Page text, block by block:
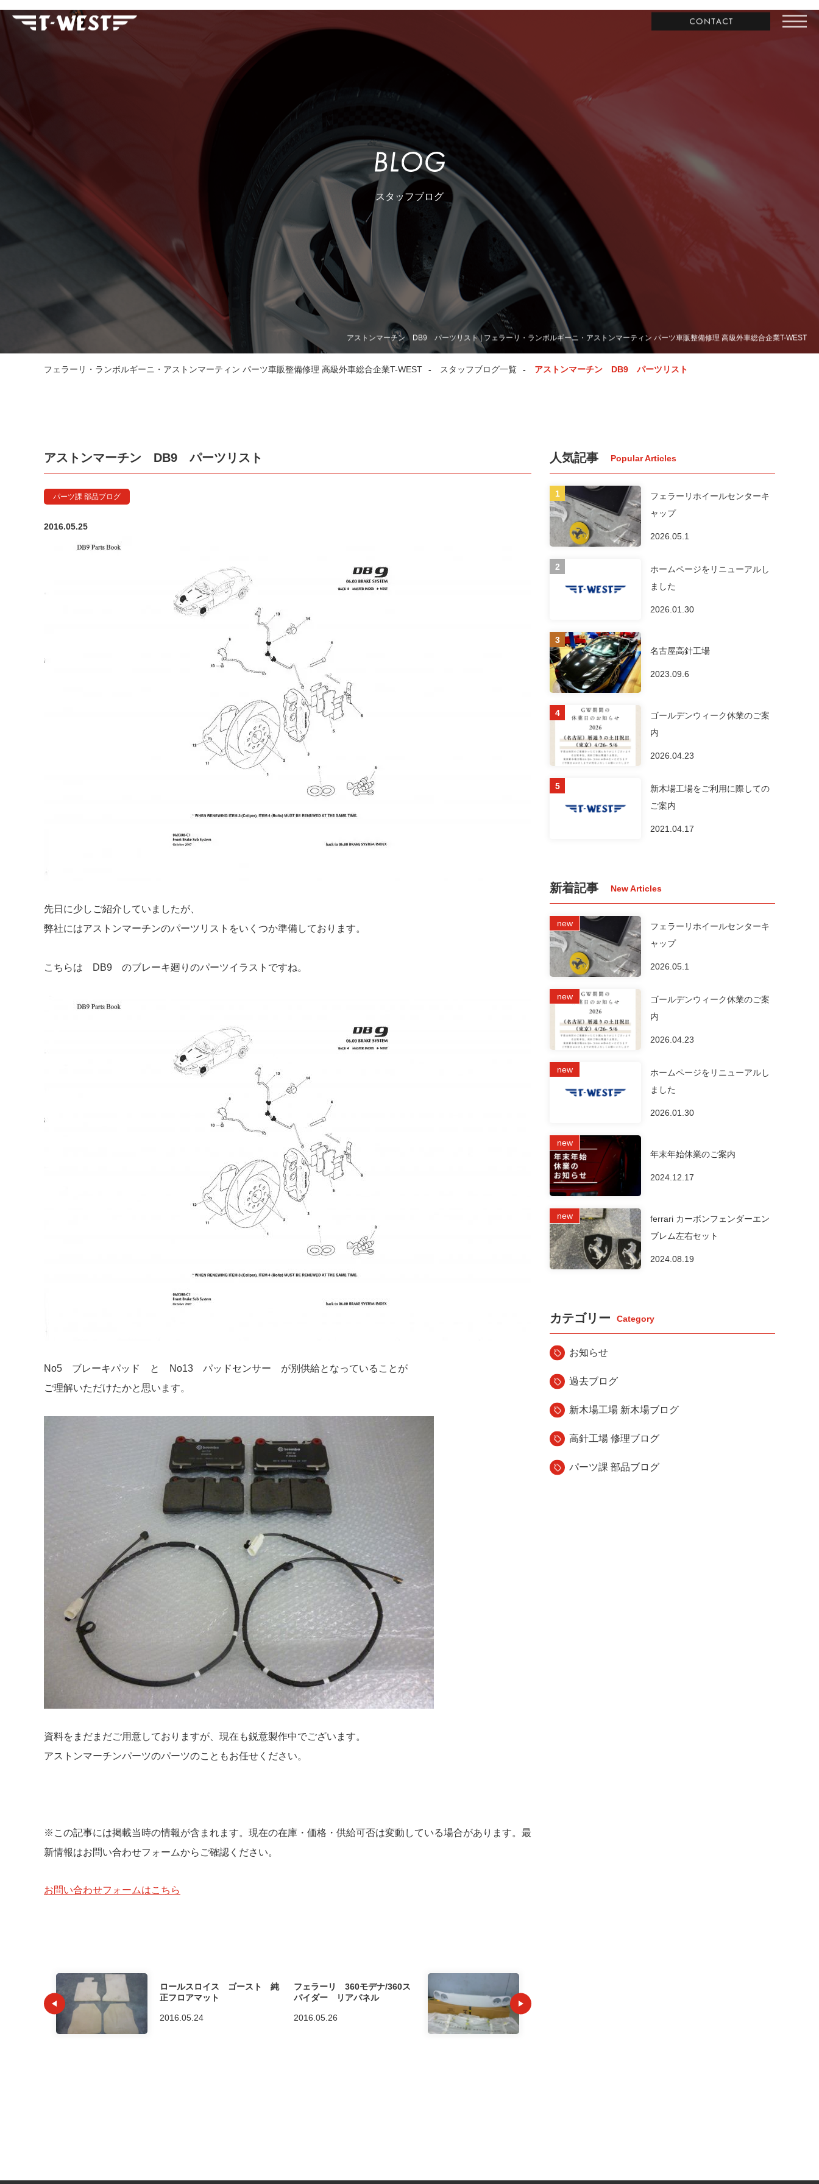
アストンマーチン DB9 パーツリスト | フェラーリ・ランボルギーニ・アストンマーティン パーツ車販整備修理 高級外車総合企業T-WEST
スタッフブログ
フェラーリ・ランボルギーニ・アストンマーティン パーツ車販整備修理 高級外車総合企業T-WEST スタッフブログ一覧 アストンマーチン DB9 パーツリスト
アストンマーチン DB9 パーツリスト
パーツ課 部品ブログ
2016.05.25
先日に少しご紹介していましたが、
弊社にはアストンマーチンのパーツリストをいくつか準備しております。
こちらは DB9 のブレーキ廻りのパーツイラストですね。
No5 ブレーキパッド と No13 パッドセンサー が別供給となっていることが
ご理解いただけたかと思います。
資料をまだまだご用意しておりますが、現在も鋭意製作中でございます。
アストンマーチンパーツのパーツのこともお任せください。
※この記事には掲載当時の情報が含まれます。現在の在庫・価格・供給可否は変動している場合があります。最
新情報はお問い合わせフォームからご確認ください。
お問い合わせフォームはこちら
ロールスロイス ゴースト 純
正フロアマット
2016.05.24
フェラーリ 360モデナ/360ス
パイダー リアパネル
2016.05.26
人気記事
フェラーリホイールセンターキ
ャップ
2026.05.1
ホームページをリニューアルし
ました
2026.01.30
名古屋高針工場
2023.09.6
ゴールデンウィーク休業のご案
内
2026.04.23
新木場工場をご利用に際しての
ご案内
2021.04.17
新着記事
フェラーリホイールセンターキ
ャップ
2026.05.1
ゴールデンウィーク休業のご案
内
2026.04.23
ホームページをリニューアルし
ました
2026.01.30
年末年始休業のご案内
2024.12.17
ferrari カーボンフェンダーエン
ブレム左右セット
2024.08.19
カテゴリー
お知らせ
過去ブログ
新木場工場 新木場ブログ
高針工場 修理ブログ
パーツ課 部品ブログ